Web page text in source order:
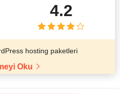
4.2
hosting paketleri
Oku